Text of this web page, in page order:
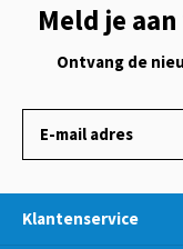
Meld je
Ontvang de
Klantenservice